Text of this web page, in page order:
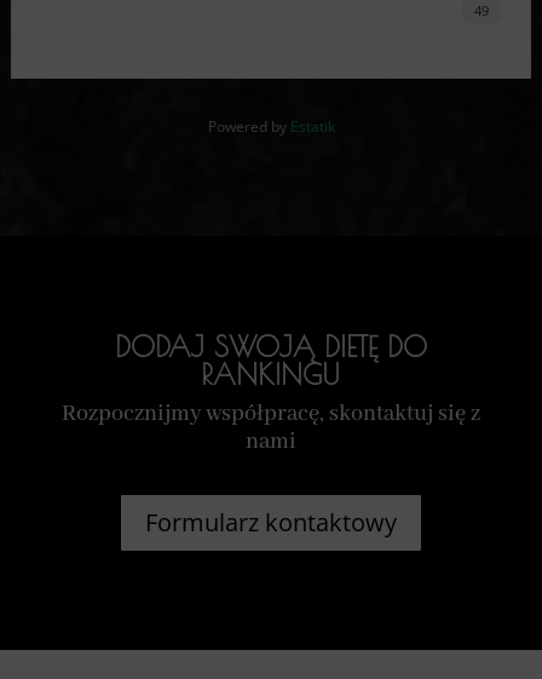
49
Powered by Estatik
DODAJ SWOJĄ DIETĘ DO
RANKINGU
Rozpocznijmy współpracę, skontaktuj się z
nami
Formularz kontaktowy